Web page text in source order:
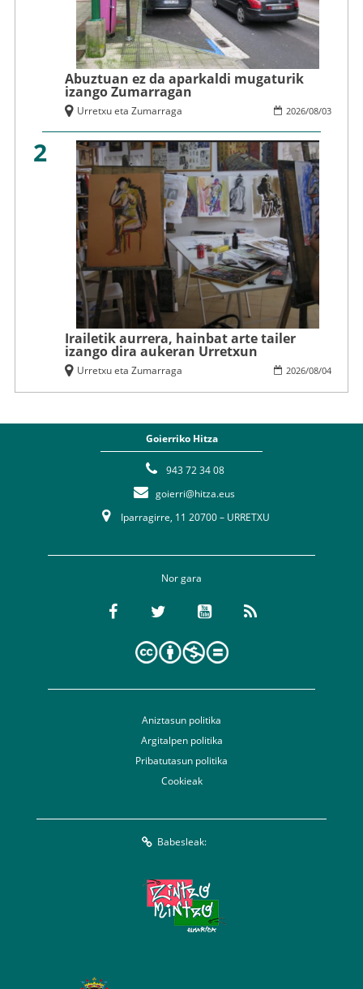
Abuztuan ez da aparkaldi mugaturik
izango Zumarragan
2026/08/03
Urretxu eta Zumarraga
2
Irailetik aurrera, hainbat arte tailer
izango dira aukeran Urretxun
2026/08/04
Urretxu eta Zumarraga
Goierriko Hitza
943 72 34 08
goierri@hitza.eus
Iparragirre, 11 20700 – URRETXU
Nor gara
Aniztasun politika
Argitalpen politika
Pribatutasun politika
Cookieak
Babesleak: